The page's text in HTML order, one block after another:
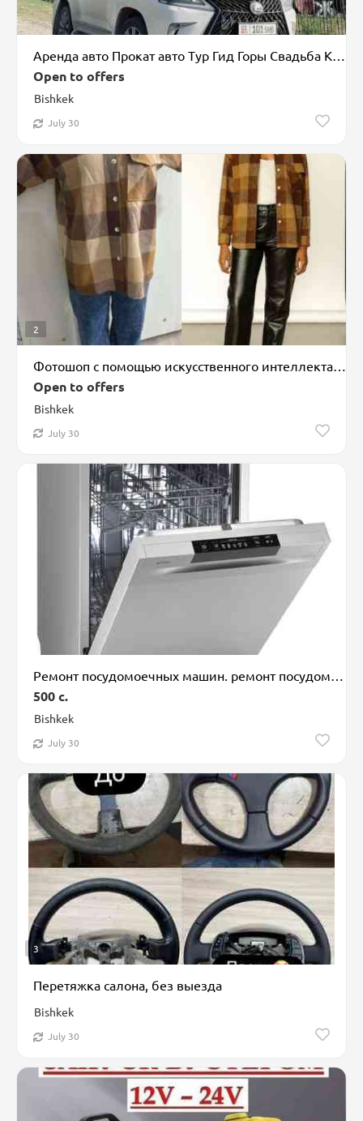
Аренда авто Прокат авто Тур Гид Горы Свадьба Кортеж Ысык Кол Ыссык
Bishkek
Open to offers
July 30
2
Bishkek
Open to offers
July 30
Bishkek
500 c.
July 30
3
Перетяжка салона, без выезда
Bishkek
July 30